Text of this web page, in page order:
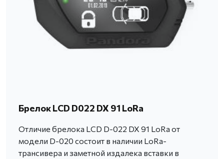
Брелок LCD D022 DX 91 LoRa
Отличие брелока LCD D-022 DX 91 LoRa от
модели D-020 состоит в наличии LoRa-
трансивера и заметной издалека вставки в